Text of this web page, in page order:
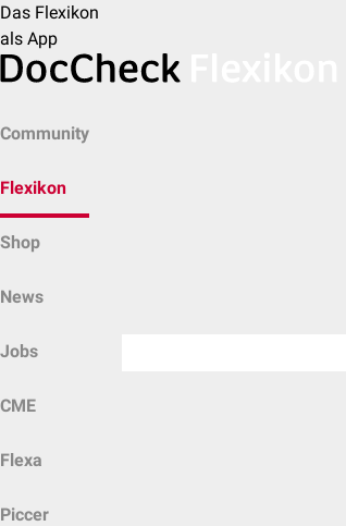
Das Flexikon
als App
Community
Flexikon
Shop
News
Jobs
CME
Flexa
Piccer